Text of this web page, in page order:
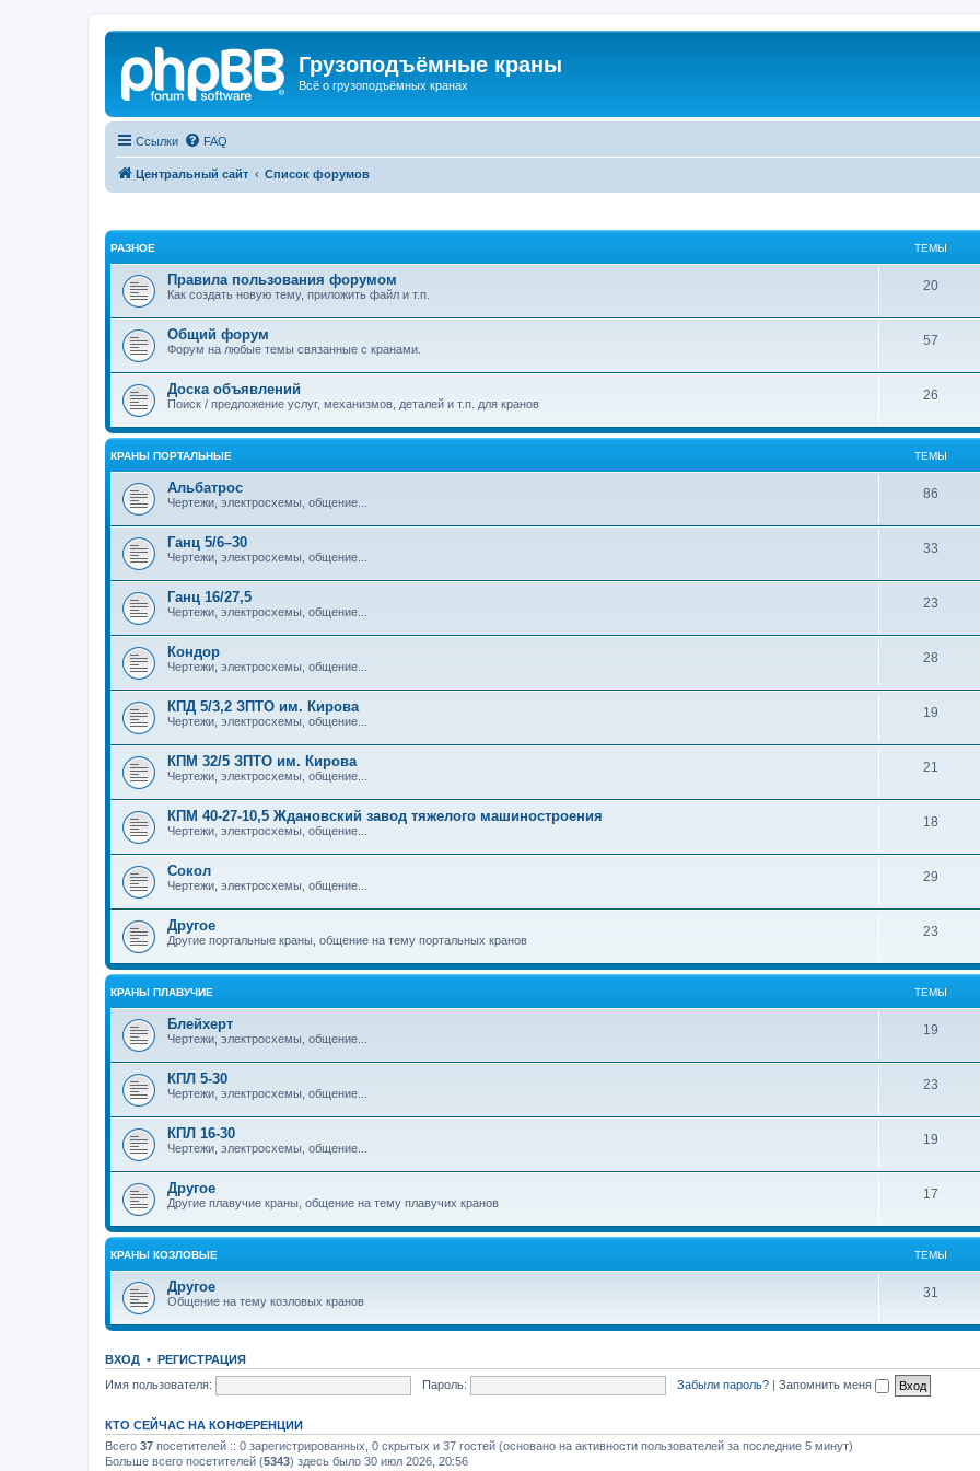
Грузоподъёмные краны
Всё о грузоподъёмных кранах
Ссылки FAQ
Центральный сайт Список форумов
РАЗНОЕ ТЕМЫ
Правила пользования форумом
Как создать новую тему, приложить файл и т.п.
20
Общий форум
Форум на любые темы связанные с кранами.
57
Доска объявлений
Поиск / предложение услуг, механизмов, деталей и т.п. для кранов
26
КРАНЫ ПОРТАЛЬНЫЕ ТЕМЫ
Альбатрос
Чертежи, электросхемы, общение...
86
Ганц 5/6–30
Чертежи, электросхемы, общение...
33
Ганц 16/27,5
Чертежи, электросхемы, общение...
23
Кондор
Чертежи, электросхемы, общение...
28
КПД 5/3,2 ЗПТО им. Кирова
Чертежи, электросхемы, общение...
19
КПМ 32/5 ЗПТО им. Кирова
Чертежи, электросхемы, общение...
21
КПМ 40-27-10,5 Ждановский завод тяжелого машиностроения
Чертежи, электросхемы, общение...
18
Сокол
Чертежи, электросхемы, общение...
29
Другое
Другие портальные краны, общение на тему портальных кранов
23
КРАНЫ ПЛАВУЧИЕ ТЕМЫ
Блейхерт
Чертежи, электросхемы, общение...
19
КПЛ 5-30
Чертежи, электросхемы, общение...
23
КПЛ 16-30
Чертежи, электросхемы, общение...
19
Другое
Другие плавучие краны, общение на тему плавучих кранов
17
КРАНЫ КОЗЛОВЫЕ ТЕМЫ
Другое
Общение на тему козловых кранов
31
ВХОД • РЕГИСТРАЦИЯ
Имя пользователя:
Пароль: Забыли пароль? | Запомнить меня
КТО СЕЙЧАС НА КОНФЕРЕНЦИИ
Всего 37 посетителей :: 0 зарегистрированных, 0 скрытых и 37 гостей (основано на активности пользователей за последние 5 минут)
Больше всего посетителей (5343) здесь было 30 июл 2026, 20:56